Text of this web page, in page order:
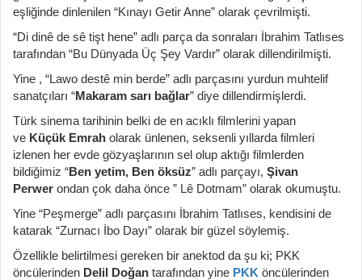
eşliğinde dinlenilen “Kınayı Getir Anne” olarak çevrilmişti.
“Di dinê de sê tişt hene” adlı parça da sonraları İbrahim Tatlıses
tarafından “Bu Dünyada Üç Şey Vardır” olarak dillendirilmişti.
Yine , “Lawo destê min berde” adlı parçasını yurdun muhtelif
sanatçıları “Makaram sarı bağlar” diye dillendirmişlerdi.
Türk sinema tarihinin belki de en acıklı filmlerini yapan
ve Küçük Emrah olarak ünlenen, seksenli yıllarda filmleri
izlenen her evde gözyaşlarının sel olup aktığı filmlerden
bildiğimiz “Ben yetim, Ben öksüz” adlı parçayı, Şivan
Perwer ondan çok daha önce ” Lê Dotmam” olarak okumuştu.
Yine “Peşmerge” adlı parçasını İbrahim Tatlıses, kendisini de
katarak “Zurnacı İbo Dayı” olarak bir güzel söylemiş.
Özellikle belirtilmesi gereken bir anektod da şu ki; PKK
öncülerinden Delil Doğan tarafından yine PKK öncülerinden